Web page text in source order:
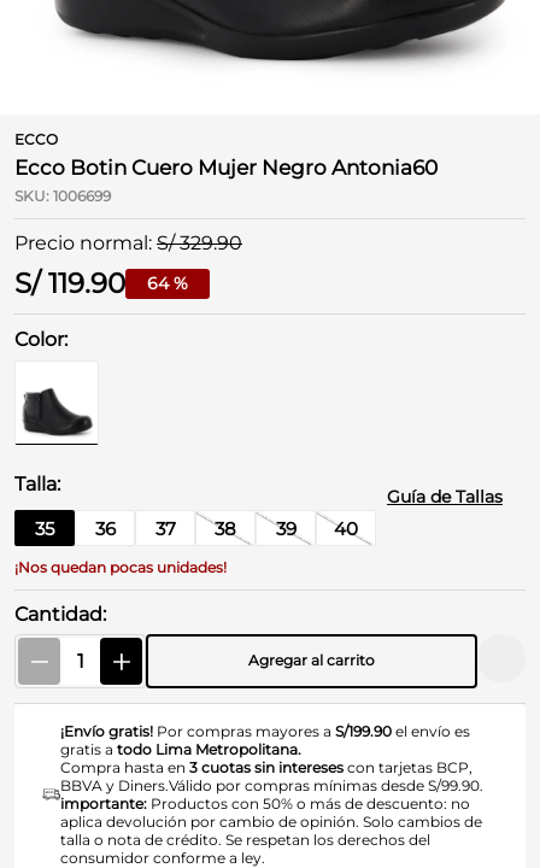
ECCO
Ecco Botin Cuero Mujer Negro Antonia60
SKU: 1006699
S/ 329.90
S/ 119.90 64 %
35 36 37 38 39 40
Guía de Tallas
¡Nos quedan pocas unidades!
Cantidad
Agregar al carrito
¡Envío gratis! Por compras mayores aS/199.90 el envío es
gratis atodo Lima Metropolitana.
Compra hasta en3 cuotas sin intereses con tarjetas BCP,
BBVA y Diners.Válido por compras mínimas desde S/99.90.
importante: Productos con 50% o más de descuento: no
aplica devolución por cambio de opinión. Solo cambios de
talla o nota de crédito. Se respetan los derechos del
consumidor conforme a ley.